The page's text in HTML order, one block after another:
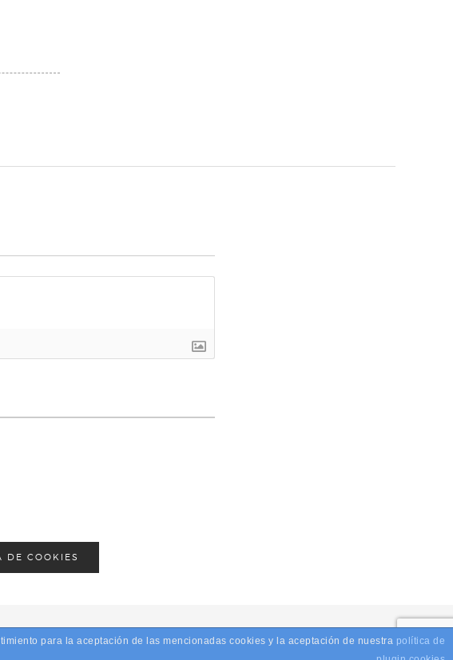
DE COOKIES
DARN CUTE DESIGN
para la aceptación de las mencionadas cookies y la aceptación de nuestra política de